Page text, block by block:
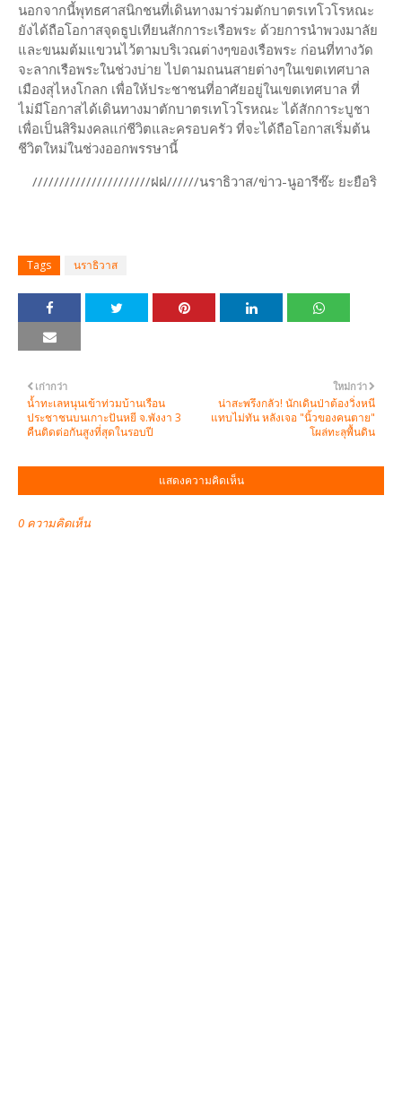
นอกจากนี้พุทธศาสนิกชนที่เดินทางมาร่วมตักบาตรเทโวโรหณะ
ยังได้ถือโอกาสจุดธูปเทียนสักการะเรือพระ ด้วยการนำพวงมาลัย
และขนมต้มแขวนไว้ตามบริเวณต่างๆของเรือพระ ก่อนที่ทางวัด
จะลากเรือพระในช่วงบ่าย ไปตามถนนสายต่างๆในเขตเทศบาล
เมืองสุไหงโกลก เพื่อให้ประชาชนที่อาศัยอยู่ในเขตเทศบาล ที่
ไม่มีโอกาสได้เดินทางมาตักบาตรเทโวโรหณะ ได้สักการะบูชา
เพื่อเป็นสิริมงคลแก่ชีวิตและครอบครัว ที่จะได้ถือโอกาสเริ่มต้น
ชีวิตใหม่ในช่วงออกพรรษานี้
//////////////////////ฝฝ//////นราธิวาส/ข่าว-นูอารีซ๊ะ ยะยือริ
Tags นราธิวาส
ใหม่กว่า
น่าสะพรึงกลัว! นักเดินป่าต้องวิ่งหนี
แทบไม่ทัน หลังเจอ "นิ้วของคนตาย"
โผล่ทะลุพื้นดิน
เก่ากว่า
น้ำทะเลหนุนเข้าท่วมบ้านเรือน
ประชาชนบนเกาะปันหยี จ.พังงา 3
คืนติดต่อกันสูงที่สุดในรอบปี
แสดงความคิดเห็น
0 ความคิดเห็น